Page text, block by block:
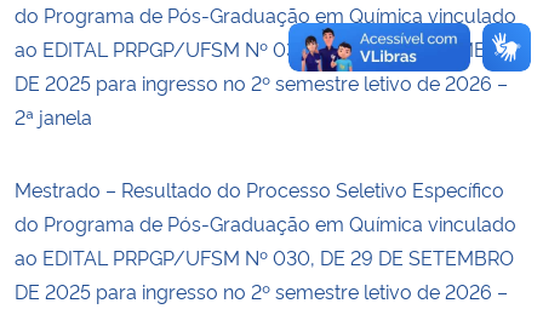
do Programa de Pós-Graduação em Química vinculado
ao EDITAL PRPGP/UFSM Nº 030, DE 29 DE SETEMBRO
DE 2025 para ingresso no 2º semestre letivo de 2026 –
2ª janela
Mestrado – Resultado do Processo Seletivo Específico
do Programa de Pós-Graduação em Química vinculado
ao EDITAL PRPGP/UFSM Nº 030, DE 29 DE SETEMBRO
DE 2025 para ingresso no 2º semestre letivo de 2026 –